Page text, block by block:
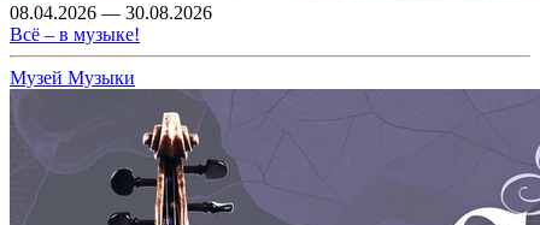
08.04.2026 — 30.08.2026
Всё – в музыке!
Музей Музыки